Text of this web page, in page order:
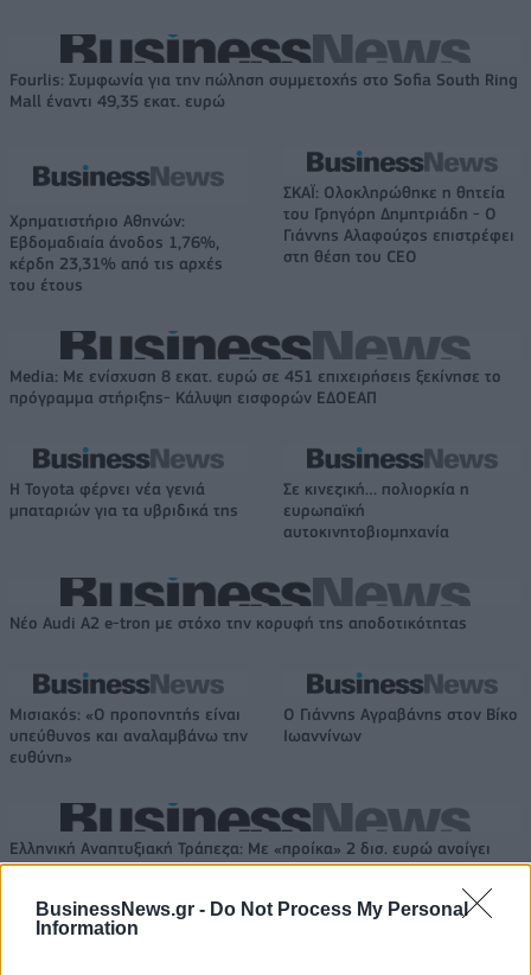
BusinessNews.gr - Do Not Process My Personal
Information
Fourlis: Συμφωνία για την πώληση συμμετοχής στο Sofia South Ring
Mall έναντι 49,35 εκατ. ευρώ
Χρηματιστήριο Αθηνών:
Εβδομαδιαία άνοδος 1,76%,
κέρδη 23,31% από τις αρχές
του έτους
ΣΚΑΪ: Ολοκληρώθηκε η θητεία
του Γρηγόρη Δημητριάδη - Ο
Γιάννης Αλαφούζος επιστρέφει
στη θέση του CEO
Media: Με ενίσχυση 8 εκατ. ευρώ σε 451 επιχειρήσεις ξεκίνησε το
πρόγραμμα στήριξης- Κάλυψη εισφορών ΕΔΟΕΑΠ
Η Toyota φέρνει νέα γενιά
μπαταριών για τα υβριδικά της
Σε κινεζική… πολιορκία η
ευρωπαϊκή
αυτοκινητοβιομηχανία
Νέο Audi A2 e-tron με στόχο την κορυφή της αποδοτικότητας
Μισιακός: «Ο προπονητής είναι
υπεύθυνος και αναλαμβάνω την
ευθύνη»
Ο Γιάννης Αγραβάνης στον Βίκο
Ιωαννίνων
Ελληνική Αναπτυξιακή Τράπεζα: Με «προίκα» 2 δισ. ευρώ ανοίγει
δρόμο για δάνεια έως 5 δισ. σε μικρομεσαίες